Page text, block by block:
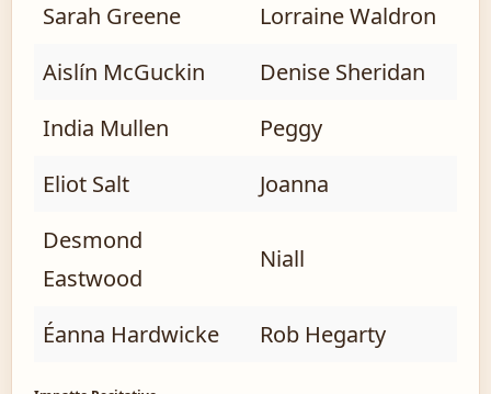
Sarah Greene
Lorraine Waldron
Aislín McGuckin
Denise Sheridan
India Mullen
Peggy
Eliot Salt
Joanna
Desmond
Eastwood
Niall
Éanna Hardwicke Rob Hegarty